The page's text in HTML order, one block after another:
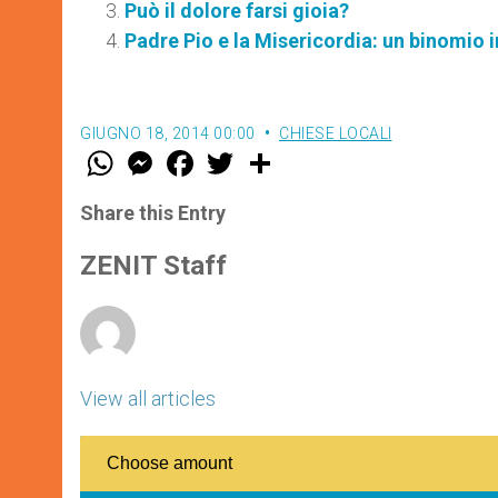
Può il dolore farsi gioia?
Padre Pio e la Misericordia: un binomio
GIUGNO 18, 2014 00:00 CHIESE LOCALI
W
t
s
p
p
M
e
s
e
g
e
F
a
e
b
o
k
w
Share this Entry
ZENIT Staff
View all articles